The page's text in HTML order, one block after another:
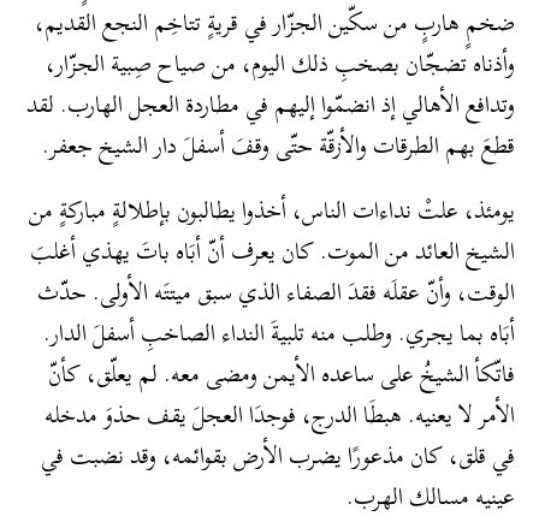
ضخمٍ هاربٍ من سكّين الجزّار في قريةٍ تتاخِم النجع القديم،
وأذناه تضجّان بصخبِ ذلك اليوم، من صياح صِبية الجزّار،
وتدافع الأهالي إذ انضمّوا إليهم في مطاردة العجل الهارب. لقد
قطعَ بهم الطرقات والأزقّة حتّى وقفَ أسفلَ دار الشيخ جعفر.
يومئذ، علتْ نداءات الناس، أخذوا يطالبون بإطلالةٍ مباركةٍ من
الشيخ العائد من الموت. كان يعرف أنّ أبَاه باتَ يهذي أغلبَ
الوقت، وأنّ عقلَه فقدَ الصفاء الذي سبق ميتتَه الأولى. حدّث
أبَاه بما يجري. وطلب منه تلبيةَ النداء الصاخبِ أسفلَ الدار.
فاتّكأ الشيخُ على ساعده الأيمن ومضى معه. لم يعلّق، كأنّ
الأمر لا يعنيه. هبطَا الدرج، فوجدَا العجلَ يقف حذوَ مدخله
في قلق، كان مذعورًا يضرب الأرض بقوائمه، وقد نضبت في
عينيه مسالك الهرب.